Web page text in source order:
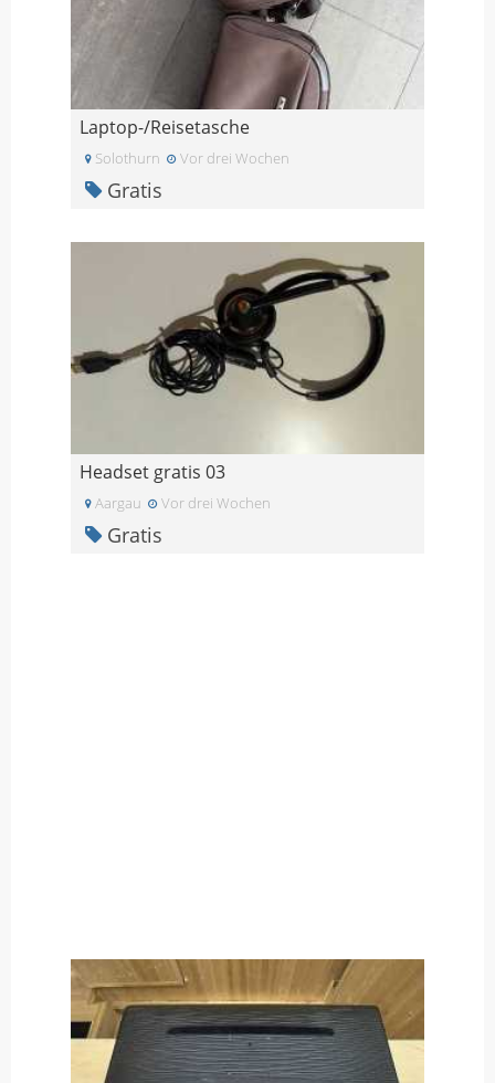
Laptop-/Reisetasche
Solothurn Vor drei Wochen
Gratis
Headset gratis 03
Aargau Vor drei Wochen
Gratis